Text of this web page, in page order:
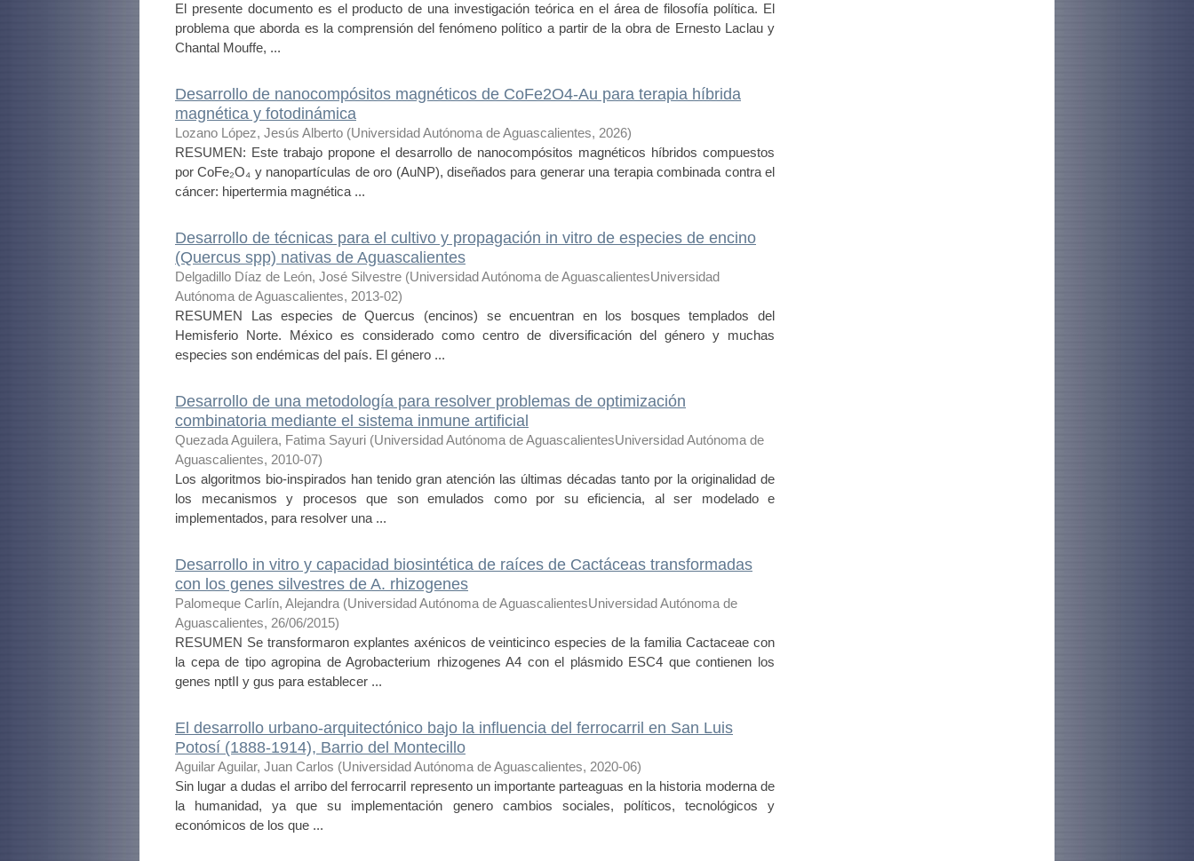
El presente documento es el producto de una investigación teórica en el área de filosofía política. El
problema que aborda es la comprensión del fenómeno político a partir de la obra de Ernesto Laclau y
Chantal Mouffe, ...
Desarrollo de nanocompósitos magnéticos de CoFe2O4-Au para terapia híbrida
magnética y fotodinámica
Lozano López, Jesús Alberto (Universidad Autónoma de Aguascalientes, 2026)
RESUMEN: Este trabajo propone el desarrollo de nanocompósitos magnéticos híbridos compuestos
por CoFe₂O₄ y nanopartículas de oro (AuNP), diseñados para generar una terapia combinada contra el
cáncer: hipertermia magnética ...
Desarrollo de técnicas para el cultivo y propagación in vitro de especies de encino
(Quercus spp) nativas de Aguascalientes
Delgadillo Díaz de León, José Silvestre (Universidad Autónoma de AguascalientesUniversidad
Autónoma de Aguascalientes, 2013-02)
RESUMEN Las especies de Quercus (encinos) se encuentran en los bosques templados del
Hemisferio Norte. México es considerado como centro de diversificación del género y muchas
especies son endémicas del país. El género ...
Desarrollo de una metodología para resolver problemas de optimización
combinatoria mediante el sistema inmune artificial
Quezada Aguilera, Fatima Sayuri (Universidad Autónoma de AguascalientesUniversidad Autónoma de
Aguascalientes, 2010-07)
Los algoritmos bio-inspirados han tenido gran atención las últimas décadas tanto por la originalidad de
los mecanismos y procesos que son emulados como por su eficiencia, al ser modelado e
implementados, para resolver una ...
Desarrollo in vitro y capacidad biosintética de raíces de Cactáceas transformadas
con los genes silvestres de A. rhizogenes
Palomeque Carlín, Alejandra (Universidad Autónoma de AguascalientesUniversidad Autónoma de
Aguascalientes, 26/06/2015)
RESUMEN Se transformaron explantes axénicos de veinticinco especies de la familia Cactaceae con
la cepa de tipo agropina de Agrobacterium rhizogenes A4 con el plásmido ESC4 que contienen los
genes nptII y gus para establecer ...
El desarrollo urbano-arquitectónico bajo la influencia del ferrocarril en San Luis
Potosí (1888-1914), Barrio del Montecillo
Aguilar Aguilar, Juan Carlos (Universidad Autónoma de Aguascalientes, 2020-06)
Sin lugar a dudas el arribo del ferrocarril represento un importante parteaguas en la historia moderna de
la humanidad, ya que su implementación genero cambios sociales, políticos, tecnológicos y
económicos de los que ...